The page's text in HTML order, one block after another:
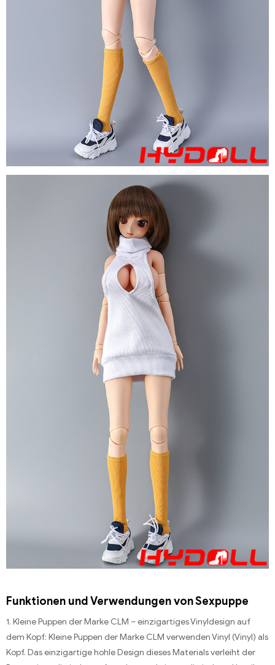
Funktionen und Verwendungen von Sexpuppe
1. Kleine Puppen der Marke CLM – einzigartiges Vinyldesign auf
dem Kopf: Kleine Puppen der Marke CLM verwenden Vinyl (Vinyl) als
Kopf. Das einzigartige hohle Design dieses Materials verleiht der